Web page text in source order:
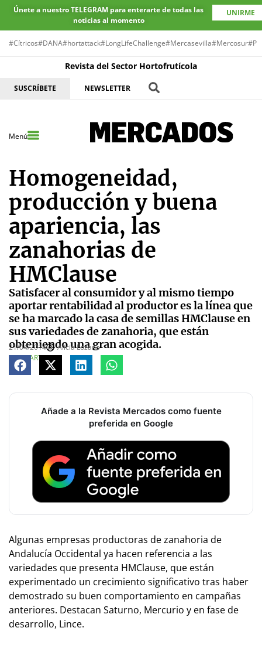
Únete a nuestro TELEGRAM para enterarte de todas las
noticias al momento
UNIRME
#Cítricos#DANA#hortattack#LongLifeChallenge#Mercasevilla#Mercosur
Revista del Sector Hortofrutícola
SUSCRÍBETE NEWSLETTER
Menú
Homogeneidad,
producción y buena
apariencia, las
zanahorias de
HMClause
Satisfacer al consumidor y al mismo tiempo
aportar rentabilidad al productor es la línea que
se ha marcado la casa de semillas HMClause en
sus variedades de zanahoria, que están
obteniendo una gran acogida.
21/04/2014
Alicia Lozano
COMPARTE
Añade a la Revista Mercados como fuente
preferida en Google
Algunas empresas productoras de zanahoria de
Andalucía Occidental ya hacen referencia a las
variedades que presenta HMClause, que están
experimentado un crecimiento significativo tras haber
demostrado su buen comportamiento en campañas
anteriores. Destacan Saturno, Mercurio y en fase de
desarrollo, Lince.